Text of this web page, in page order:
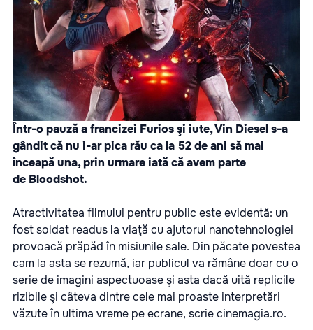
Într-o pauză a francizei Furios şi iute, Vin Diesel s-a
gândit că nu i-ar pica rău ca la 52 de ani să mai
înceapă una, prin urmare iată că avem parte
de Bloodshot.
Atractivitatea filmului pentru public este evidentă: un
fost soldat readus la viaţă cu ajutorul nanotehnologiei
provoacă prăpăd în misiunile sale. Din păcate povestea
cam la asta se rezumă, iar publicul va rămâne doar cu o
serie de imagini aspectuoase şi asta dacă uită replicile
rizibile şi câteva dintre cele mai proaste interpretări
văzute în ultima vreme pe ecrane, scriecinemagia.ro.